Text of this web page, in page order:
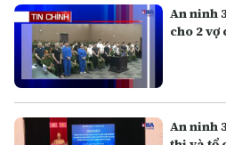
An ninh
cho 2 vợ
An ninh